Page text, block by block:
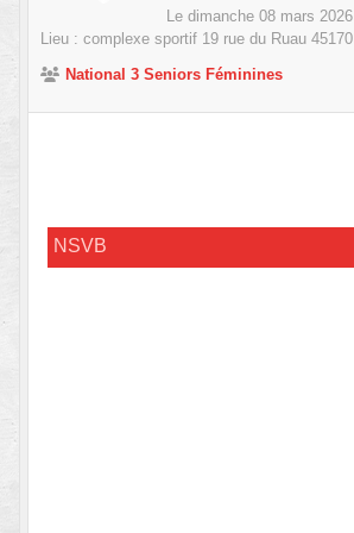
Le dimanche 08 mars 2026
Lieu : complexe sportif 19 rue du Ruau 45170
National 3 Seniors Féminines
NSVB